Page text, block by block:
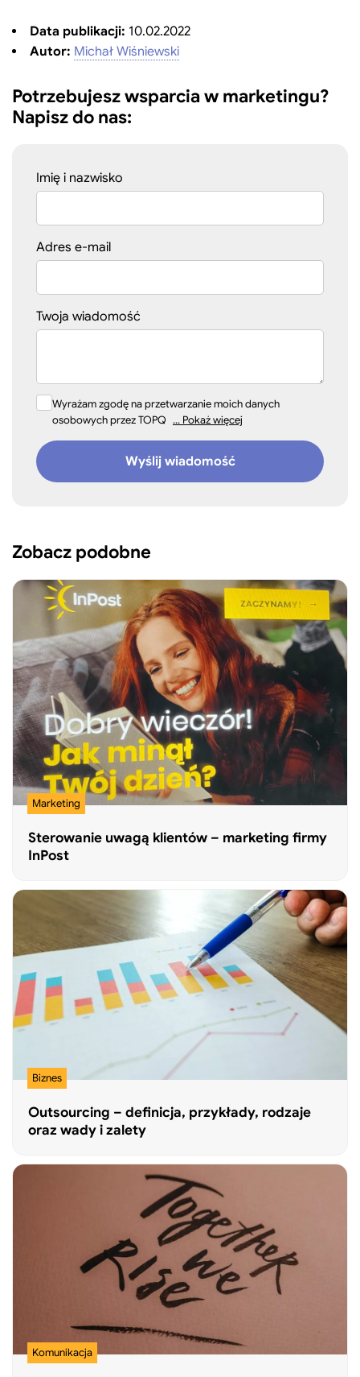
Data publikacji: 10.02.2022
Autor: Michał Wiśniewski
Potrzebujesz wsparcia w marketingu?
Napisz do nas:
Imię i nazwisko
Adres e-mail
Twoja wiadomość
Wyrażam zgodę na przetwarzanie moich danych
osobowych przez TOPQ ... Pokaż więcej
Wyślij wiadomość
Zobacz podobne
Marketing
Sterowanie uwagą klientów – marketing firmy
InPost
Biznes
Outsourcing – definicja, przykłady, rodzaje
oraz wady i zalety
Komunikacja